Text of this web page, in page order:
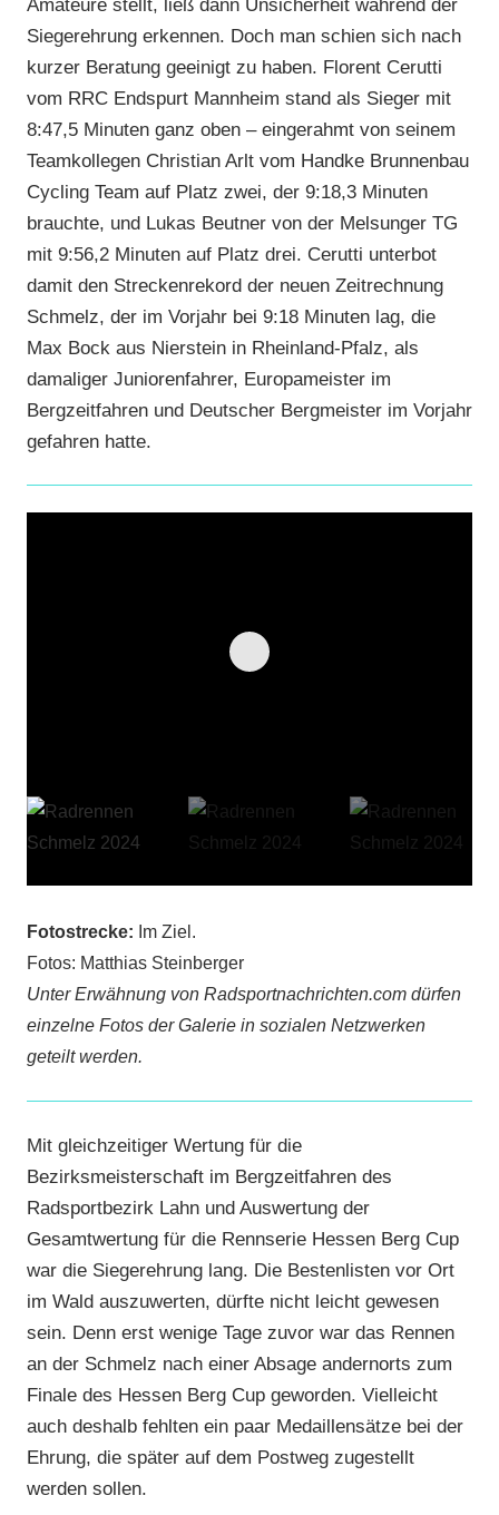
Amateure stellt, ließ dann Unsicherheit während der
Siegerehrung erkennen. Doch man schien sich nach
kurzer Beratung geeinigt zu haben. Florent Cerutti
vom RRC Endspurt Mannheim stand als Sieger mit
8:47,5 Minuten ganz oben – eingerahmt von seinem
Teamkollegen Christian Arlt vom Handke Brunnenbau
Cycling Team auf Platz zwei, der 9:18,3 Minuten
brauchte, und Lukas Beutner von der Melsunger TG
mit 9:56,2 Minuten auf Platz drei. Cerutti unterbot
damit den Streckenrekord der neuen Zeitrechnung
Schmelz, der im Vorjahr bei 9:18 Minuten lag, die
Max Bock aus Nierstein in Rheinland-Pfalz, als
damaliger Juniorenfahrer, Europameister im
Bergzeitfahren und Deutscher Bergmeister im Vorjahr
gefahren hatte.
Fotostrecke: Im Ziel.
Fotos: Matthias Steinberger
Unter Erwähnung von Radsportnachrichten.com dürfen
einzelne Fotos der Galerie in sozialen Netzwerken
geteilt werden.
Mit gleichzeitiger Wertung für die
Bezirksmeisterschaft im Bergzeitfahren des
Radsportbezirk Lahn und Auswertung der
Gesamtwertung für die Rennserie Hessen Berg Cup
war die Siegerehrung lang. Die Bestenlisten vor Ort
im Wald auszuwerten, dürfte nicht leicht gewesen
sein. Denn erst wenige Tage zuvor war das Rennen
an der Schmelz nach einer Absage andernorts zum
Finale des Hessen Berg Cup geworden. Vielleicht
auch deshalb fehlten ein paar Medaillensätze bei der
Ehrung, die später auf dem Postweg zugestellt
werden sollen.